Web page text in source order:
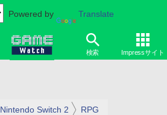
Powered by Translate
検索 Impressサイト
Nintendo Switch 2 RPG